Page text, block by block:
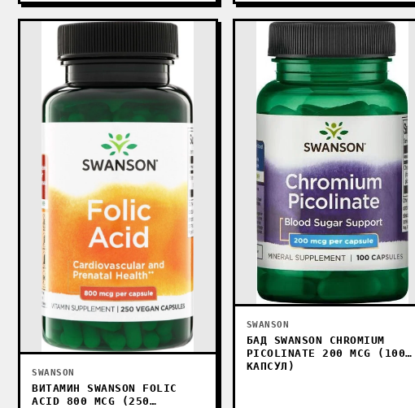
SWANSON
ВИТАМИН SWANSON FOLIC
ACID 800 MCG (250
SWANSON
БАД SWANSON CHROMIUM
PICOLINATE 200 MCG (100
КАПСУЛ)